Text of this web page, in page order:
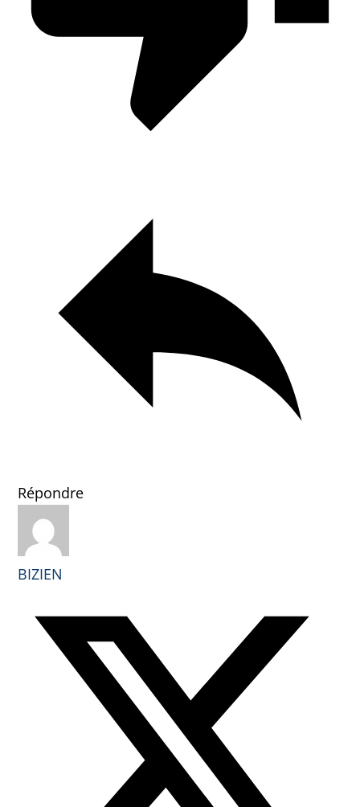
Répondre
BIZIEN